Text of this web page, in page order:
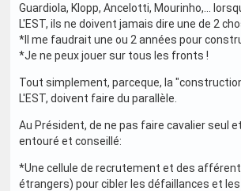
Guardiola, Klopp, Ancelotti, Mourinho,...
L'EST, ils ne doivent jamais dire une de 2
*Il me faudrait une ou 2 années pour
*Je ne peux jouer sur tous les fronts !
Tout simplement, parceque, la
L'EST, doivent faire du parallèle.
Au Président, de ne pas faire cavalier seul
entouré et conseillé:
*Une cellule de recrutement et des
étrangers) pour cibler les défaillances et